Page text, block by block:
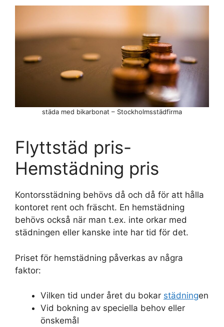
städa med bikarbonat – Stockholmsstädfirma
Flyttstäd pris-
Hemstädning pris
Kontorsstädning behövs då och då för att hålla
kontoret rent och fräscht. En hemstädning
behövs också när man t.ex. inte orkar med
städningen eller kanske inte har tid för det.
Priset för hemstädning påverkas av några
faktor:
Vilken tid under året du bokar städningen
Vid bokning av speciella behov eller
önskemål